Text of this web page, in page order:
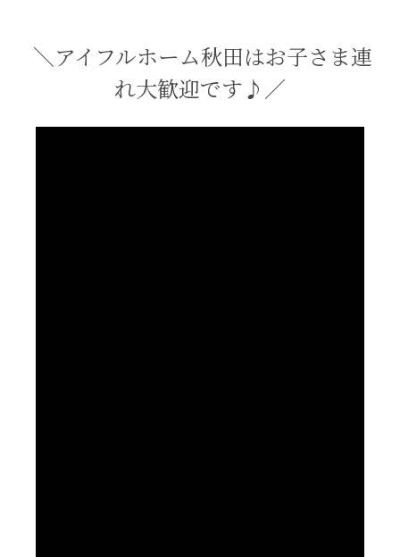
＼アイフルホーム秋田はお子さま連
れ大歓迎です♪／